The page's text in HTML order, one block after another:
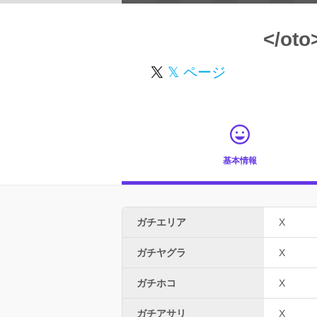
</
𝕏 ページ
基本情報
ガチエリア X
ガチヤグラ X
ガチホコ X
ガチアサリ X